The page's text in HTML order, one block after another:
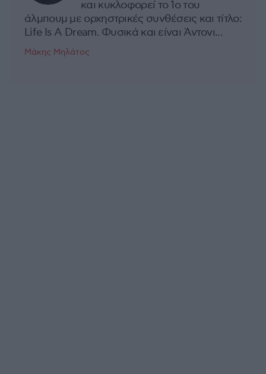
και κυκλοφορεί το 1ο του
άλμπουμ με ορχηστρικές συνθέσεις και τίτλο:
Life Is A Dream. Φυσικά και είναι Άντονι...
Μάκης Μηλάτος